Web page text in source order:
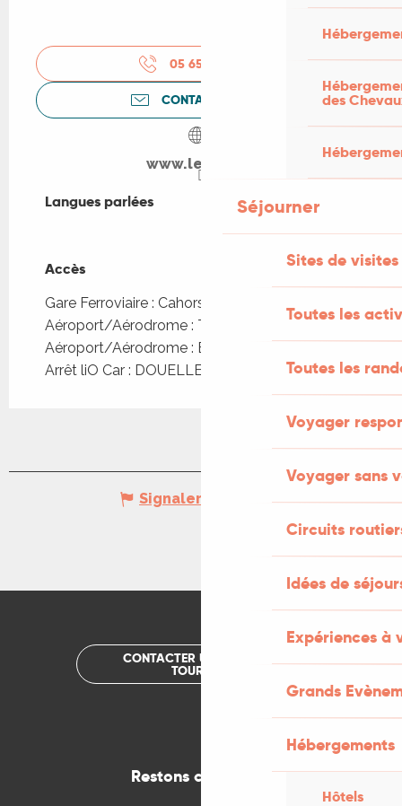
des
Séjourner
Sites de visites
Toutes les
Toutes les
Voyager
Voyager sans
Circuits
Idées de
Expériences à
Grands
Hébergements
Hôtels
05 65 20 08
CONTACTEZ-NOUS
www.leboat.fr
Langues parlées
Langues parlées
Accès
Accès
Gare Ferroviaire : Cahors à 8km
Aéroport/Aérodrome : Toulouse à 110km
Aéroport/Aérodrome : Bergerac à 102km
Arrêt liO Car : DOUELLE - Bourg à 396m
Signaler une erreur
CONTACTER UN OFFICE DE
TOURISME
Restons connectés